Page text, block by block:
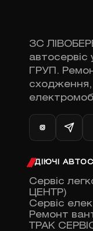
ЗС
автосервіс
ГРУП.
сходження,
ДІЮЧІ
Сервіс
ЦЕНТР)
Сервіс
Ремонт
ТРАК